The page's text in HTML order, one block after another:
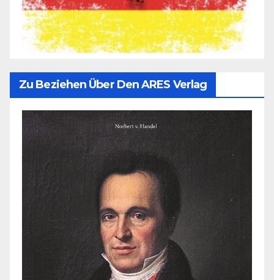
Zu Beziehen Über Den ARES Verlag